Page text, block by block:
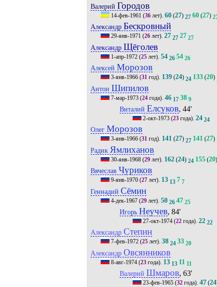
Валерий Городов
14-фев-1961 (36лет). 60(27) 27 60(27)
Александр Бескровный
29-янв-1971 (26лет). 27 27 27 27
Александр Щёголев
1-апр-1972(25лет). 54 26 54 26
Алексей Морозов
3-янв-1966(31год). 139(24) 24 133(20)
Антон Шипилов
7-мар-1973(24года). 46 17 38 9
Виталий Елсуков, 44'
2-окт-1973 (23 года).24 24
Олег Морозов
3-янв-1966(31год). 141(27) 27 141(27)
Радик Ямлиханов
30-янв-1968(29лет). 162(24) 24 155(20)
Вячеслав Чуриков
9-янв-1970(27лет). 13 13 7 7
Геннадий Сёмин
4-дек-1967(29лет). 50 26 47 25
Игорь Неучев, 84'
27-окт-1974 (22 года).22 22
Александр Степин
7-фев-1972(25лет). 38 24 33 20
Александр Овсянников
8-авг-1974(23года). 13 13 11 11
Валерий Шмаров, 63'
23-фев-1965 (32 года).47 (24